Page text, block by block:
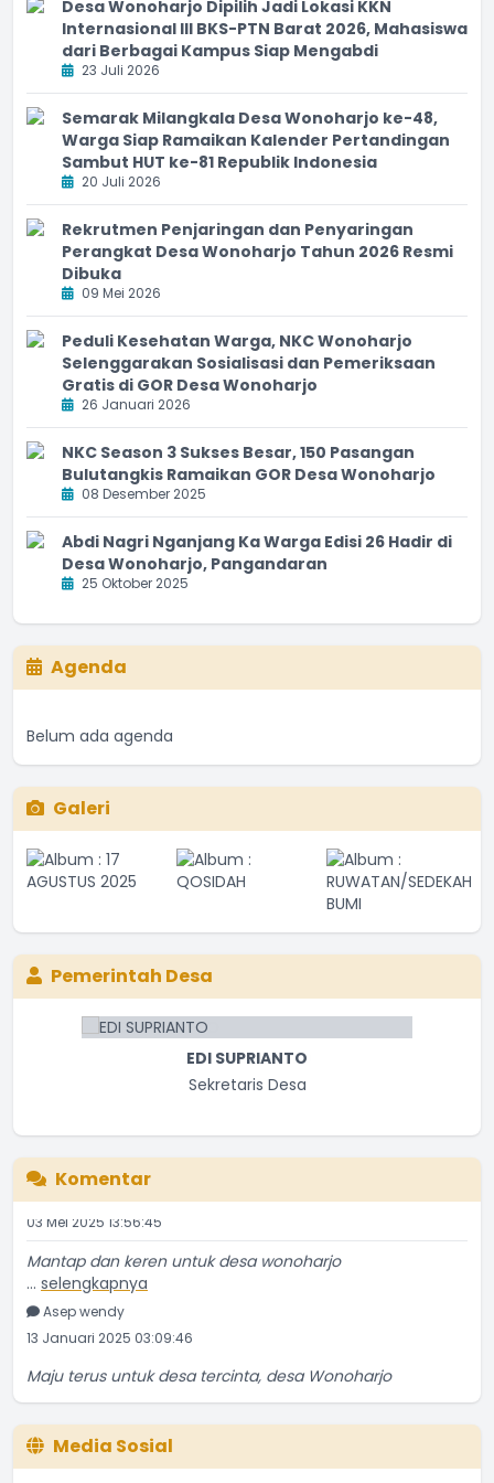
Desa Wonoharjo Dipilih Jadi Lokasi KKN
Internasional III BKS-PTN Barat 2026, Mahasiswa
dari Berbagai Kampus Siap Mengabdi
23 Juli 2026
Semarak Milangkala Desa Wonoharjo ke-48,
Warga Siap Ramaikan Kalender Pertandingan
Sambut HUT ke-81 Republik Indonesia
20 Juli 2026
Rekrutmen Penjaringan dan Penyaringan
Perangkat Desa Wonoharjo Tahun 2026 Resmi
Dibuka
09 Mei 2026
Peduli Kesehatan Warga, NKC Wonoharjo
Selenggarakan Sosialisasi dan Pemeriksaan
Gratis di GOR Desa Wonoharjo
26 Januari 2026
NKC Season 3 Sukses Besar, 150 Pasangan
Bulutangkis Ramaikan GOR Desa Wonoharjo
08 Desember 2025
Abdi Nagri Nganjang Ka Warga Edisi 26 Hadir di
Desa Wonoharjo, Pangandaran
25 Oktober 2025
Agenda
Belum ada agenda
Galeri
Pemerintah Desa
EDI SUPRIANTO
Sekretaris Desa
Komentar
selengkapnya
ghifari
03 Mei 2025 13:56:45
Mantap dan keren untuk desa wonoharjo
...selengkapnya
Asep wendy
13 Januari 2025 03:09:46
...selengkapnya
Haikal
15 Oktober 2025 11:48:47
mantap
Media Sosial